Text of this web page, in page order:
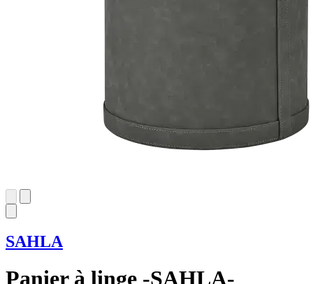
SAHLA
Panier à linge -SAHLA-